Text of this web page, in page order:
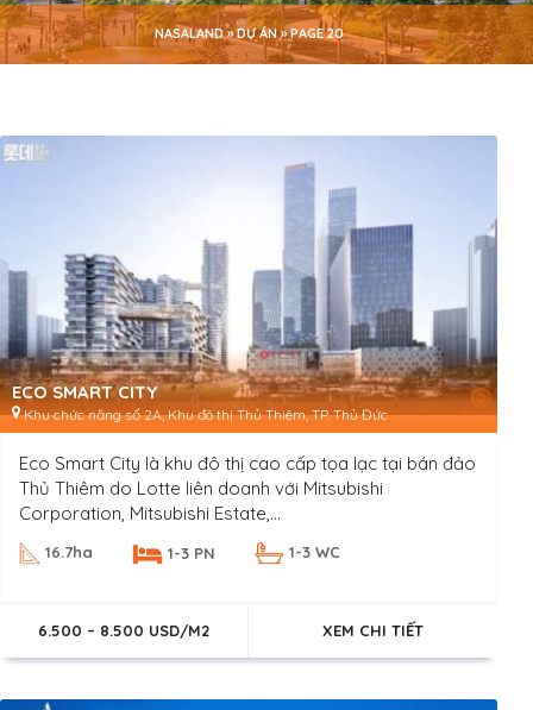
NASALAND»DỰ ÁN »PAGE 20
XEM TẤT CẢ DỰ ÁN TRÊN BẢN ĐỒ
ECO SMART CITY
Khu chức năng số 2A, Khu đô thị Thủ Thiêm, TP. Thủ Đức
Eco Smart City là khu đô thị cao cấp tọa lạc tại bán đảo
Thủ Thiêm do Lotte liên doanh với Mitsubishi
Corporation, Mitsubishi Estate,...
16.7ha 1-3 PN 1-3 WC
6.500 – 8.500 USD/M2 XEM CHI TIẾT